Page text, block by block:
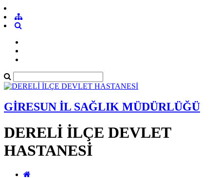
GİRESUN İL SAĞLIK MÜDÜRLÜĞÜ
DERELİ İLÇE DEVLET
HASTANESİ